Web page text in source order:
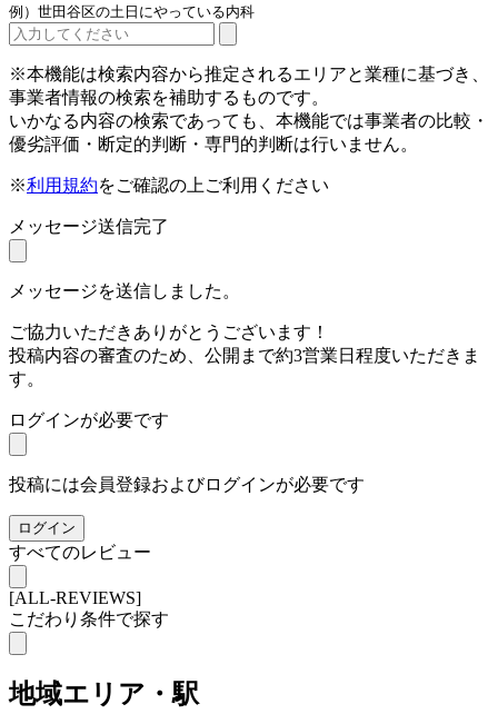
例）世田谷区の土日にやっている内科
※本機能は検索内容から推定されるエリアと業種に基づき、
事業者情報の検索を補助するものです。
いかなる内容の検索であっても、本機能では事業者の比較・
優劣評価・断定的判断・専門的判断は行いません。
※利用規約をご確認の上ご利用ください
メッセージ送信完了
メッセージを送信しました。
ご協力いただきありがとうございます！
投稿内容の審査のため、公開まで約3営業日程度いただきま
す。
ログインが必要です
投稿には会員登録およびログインが必要です
ログイン
すべてのレビュー
[ALL-REVIEWS]
こだわり条件で探す
地域エリア・駅